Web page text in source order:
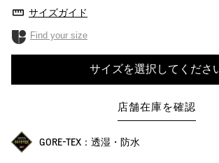
サイズガイド
Find your size
サイズを選択してくださ
店舗在庫を確認
GORE-TEX：透湿・防水